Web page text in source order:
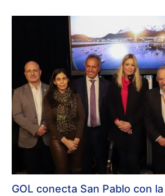
GOL conecta San Pablo con